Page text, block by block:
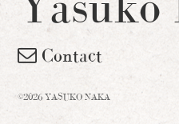
Contact
©2026 YASUKO NAKA